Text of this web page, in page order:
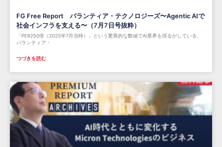
FG Free Report パランティア・テクノロジーズ〜Agentic AIで
社会インフラを支える〜（7月7日号抜粋）
「PER250倍（2025年7月当時）」という驚異的な数値でAI業界を揺るがしている、
パランティア・
つづきを読む